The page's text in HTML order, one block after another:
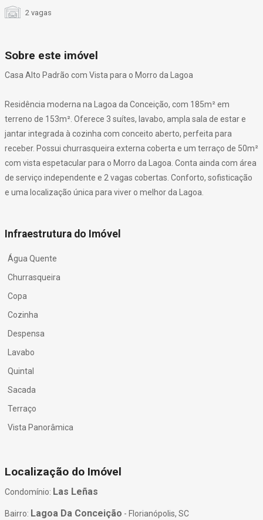
2 vagas
Sobre este imóvel
Casa Alto Padrão com Vista para o Morro da Lagoa
Residência moderna na Lagoa da Conceição, com 185m² em
terreno de 153m². Oferece 3 suítes, lavabo, ampla sala de estar e
jantar integrada à cozinha com conceito aberto, perfeita para
receber. Possui churrasqueira externa coberta e um terraço de 50m²
com vista espetacular para o Morro da Lagoa. Conta ainda com área
de serviço independente e 2 vagas cobertas. Conforto, sofisticação
e uma localização única para viver o melhor da Lagoa.
Infraestrutura do Imóvel
Água Quente
Churrasqueira
Copa
Cozinha
Despensa
Lavabo
Quintal
Sacada
Terraço
Vista Panorâmica
Localização do Imóvel
Condomínio: Las Leñas
Bairro: Lagoa Da Conceição - Florianópolis, SC